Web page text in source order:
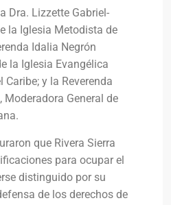
Dra. Lizzette Gabriel-
la Iglesia Metodista de
Idalia Negrón
la Iglesia Evangélica
y la Reverenda
General de
que Rivera Sierra
para ocupar el
distinguido por su
de los derechos de